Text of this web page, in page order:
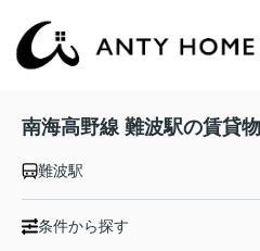
南海高野線 難波駅の賃貸
難波駅
条件から探す